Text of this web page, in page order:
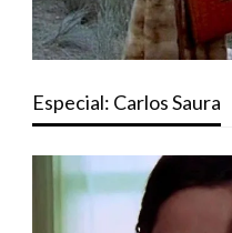
Especial: Carlos Saura